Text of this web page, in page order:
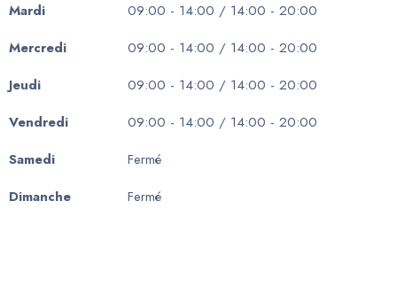
Mardi
09:00 - 14:00 / 14:00 - 20:00
Mercredi
09:00 - 14:00 / 14:00 - 20:00
Jeudi
09:00 - 14:00 / 14:00 - 20:00
Vendredi
09:00 - 14:00 / 14:00 - 20:00
Samedi
Fermé
Dimanche
Fermé